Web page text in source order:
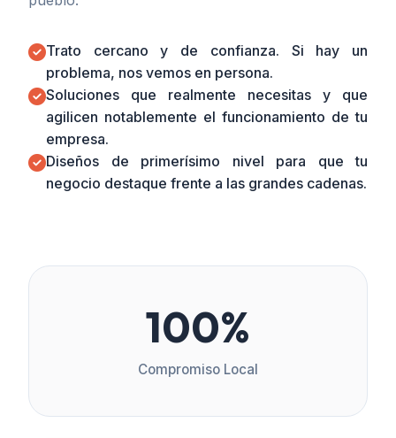
Trato cercano y de confianza. Si hay un
problema, nos vemos en persona.
Soluciones que realmente necesitas y que
agilicen notablemente el funcionamiento de tu
empresa.
Diseños de primerísimo nivel para que tu
negocio destaque frente a las grandes cadenas.
100%
Compromiso Local